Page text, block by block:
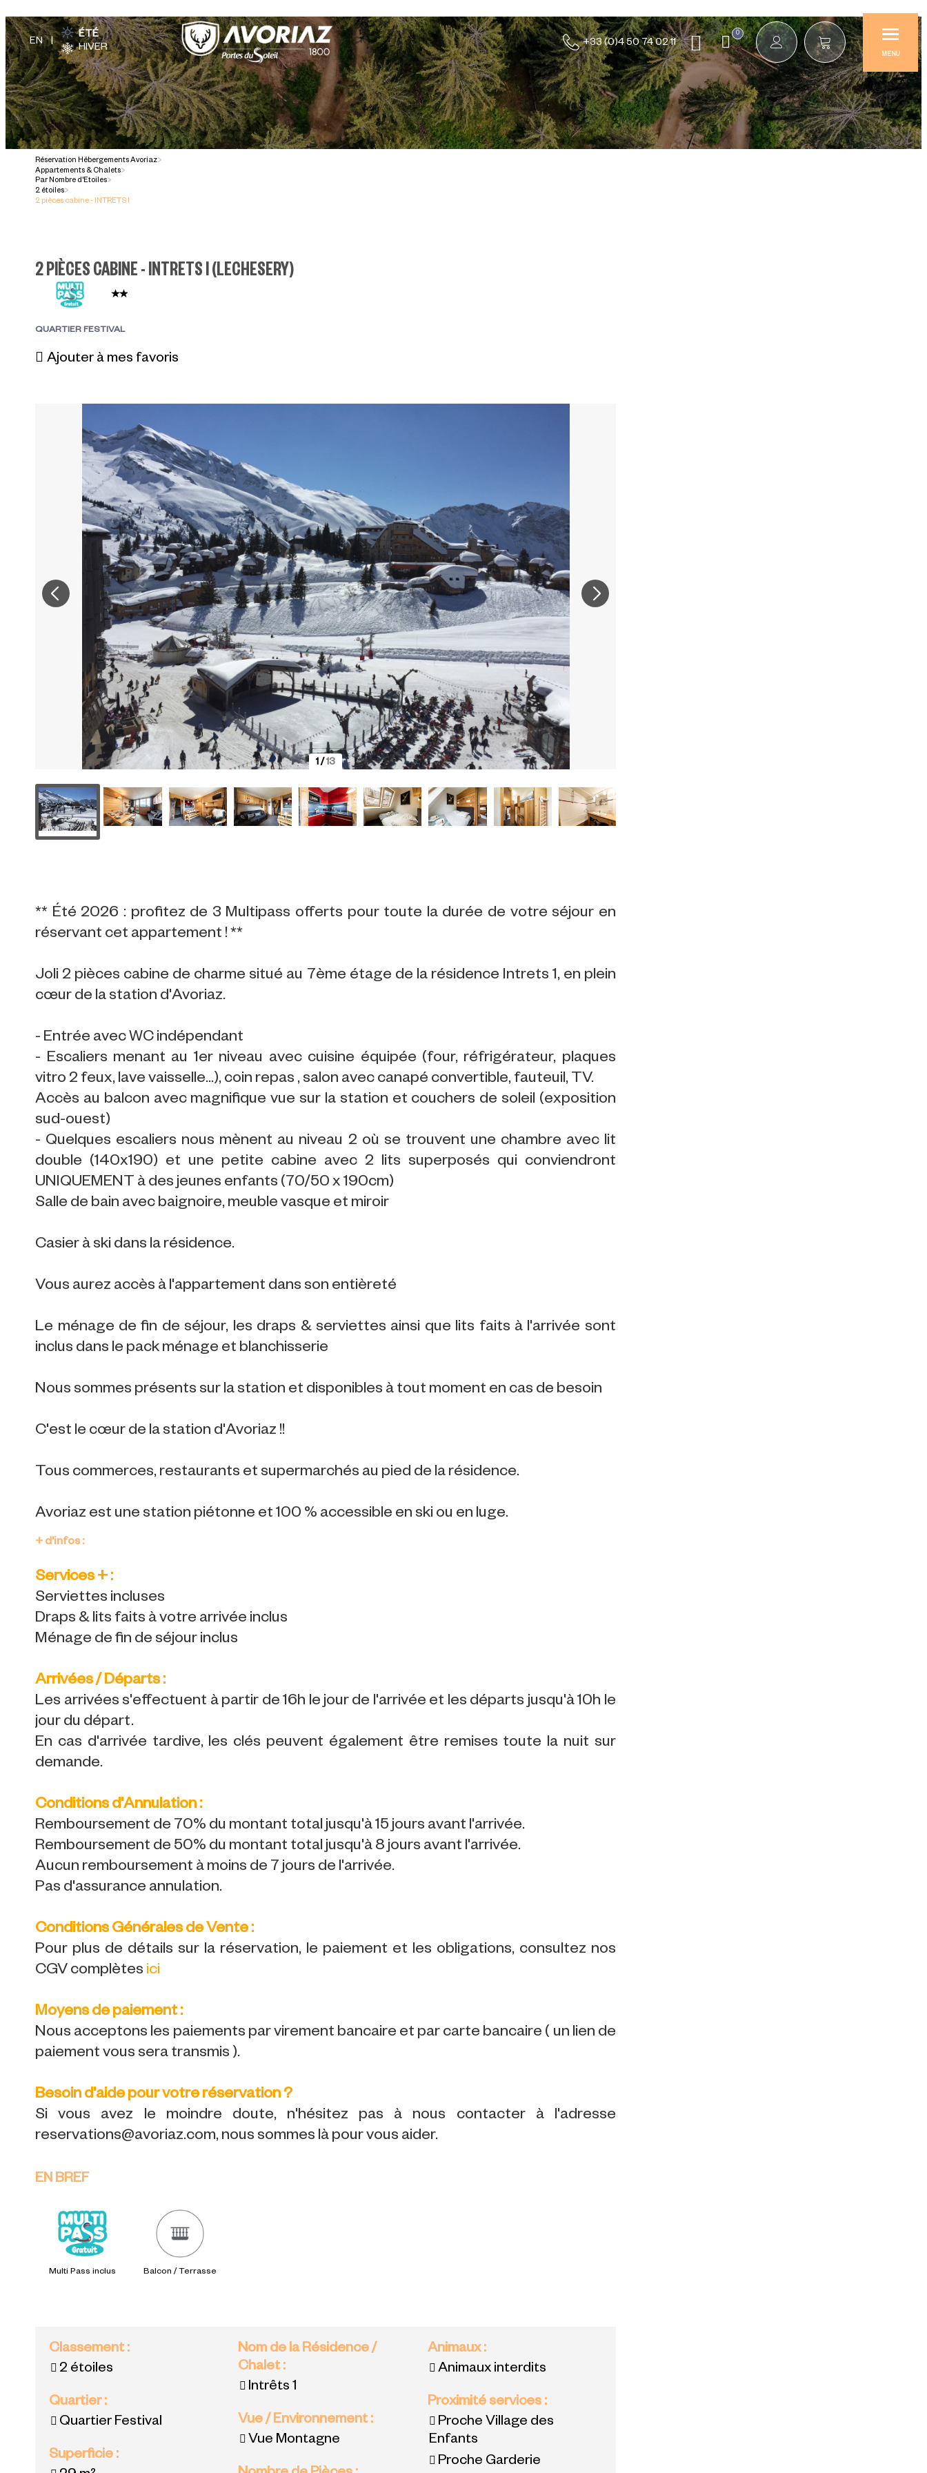
ÉTÉ
HIVER
+33 (0)4 50 74 02 11
0
MENU
Réservation Hébergements Avoriaz>
Appartements & Chalets>
Par Nombre d'Etoiles>
2 étoiles>
2 pièces cabine - INTRETS I
2 PIÈCES CABINE - INTRETS I(LECHESERY)
QUARTIER FESTIVAL
Ajouter à mes favoris
1/13
** Été 2026 : profitez de 3 Multipass offerts pour toute la durée de votre séjour en
réservant cet appartement ! **
Joli 2 pièces cabine de charme situé au 7ème étage de la résidence Intrets 1, en plein
cœur de la station d'Avoriaz.
- Entrée avec WC indépendant
- Escaliers menant au 1er niveau avec cuisine équipée (four, réfrigérateur, plaques
vitro 2 feux, lave vaisselle...), coin repas , salon avec canapé convertible, fauteuil, TV.
Accès au balcon avec magnifique vue sur la station et couchers de soleil (exposition
sud-ouest)
- Quelques escaliers nous mènent au niveau 2 où se trouvent une chambre avec lit
double (140x190) et une petite cabine avec 2 lits superposés qui conviendront
UNIQUEMENT à des jeunes enfants (70/50 x 190cm)
Salle de bain avec baignoire, meuble vasque et miroir
Casier à ski dans la résidence.
Vous aurez accès à l'appartement dans son entièreté
Le ménage de fin de séjour, les draps & serviettes ainsi que lits faits à l'arrivée sont
inclus dans le pack ménage et blanchisserie
Nous sommes présents sur la station et disponibles à tout moment en cas de besoin
C'est le cœur de la station d'Avoriaz !!
Tous commerces, restaurants et supermarchés au pied de la résidence.
Avoriaz est une station piétonne et 100 % accessible en ski ou en luge.
+ d'infos :
Services + :
Serviettes incluses
Draps & lits faits à votre arrivée inclus
Ménage de fin de séjour inclus
Arrivées / Départs :
Les arrivées s'effectuent à partir de 16h le jour de l'arrivée et les départs jusqu'à 10h le
jour du départ.
En cas d'arrivée tardive, les clés peuvent également être remises toute la nuit sur
demande.
Conditions d'Annulation :
Remboursement de 70% du montant total jusqu'à 15 jours avant l'arrivée.
Remboursement de 50% du montant total jusqu'à 8 jours avant l'arrivée.
Aucun remboursement à moins de 7 jours de l'arrivée.
Pas d'assurance annulation.
Conditions Générales de Vente :
Pour plus de détails sur la réservation, le paiement et les obligations, consultez nos
CGV complètes ici
Moyens de paiement :
Nous acceptons les paiements par virement bancaire et par carte bancaire ( un lien de
paiement vous sera transmis ).
Besoin d'aide pour votre réservation ?
Si vous avez le moindre doute, n'hésitez pas à nous contacter à l'adresse
reservations@avoriaz.com, nous sommes là pour vous aider.
EN BREF
Multi Pass inclus Balcon / Terrasse
Classement:
2 étoiles
Quartier:
Quartier Festival
Superficie :
Nom de la Résidence /
Chalet:
Intrêts 1
Vue / Environnement:
Vue Montagne
Animaux:
Animaux interdits
Proximité services :
Proche Village des
Enfants
Proche Garderie